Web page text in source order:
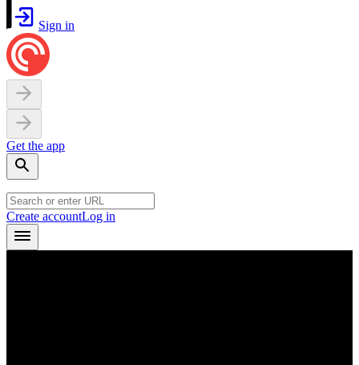
Sign in
Get the app
Create accountLog in